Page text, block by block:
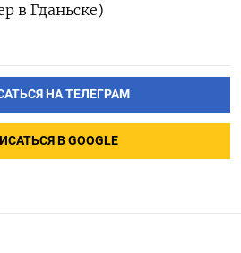
в Гданьске)
НА ТЕЛЕГРАМ
В GOOGLE